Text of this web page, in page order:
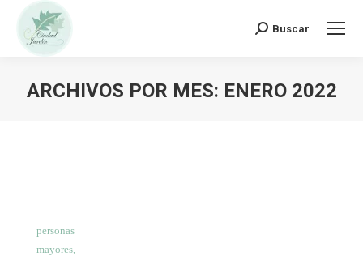
Buscar:
Buscar
ARCHIVOS POR MES: ENERO 2022
personas
mayores,